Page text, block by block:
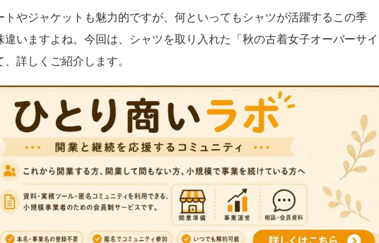
やジャケットも魅力的ですが、何といってもシャツが活躍するこの季
いますよね。今回は、シャツを取り入れた「秋の古着女子オーバーサイ
詳しくご紹介します。